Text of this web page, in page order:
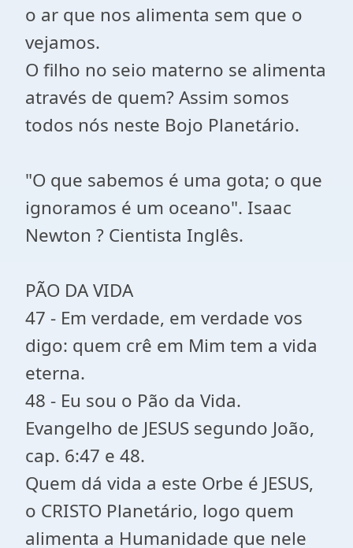
o ar que nos alimenta sem que o
vejamos.
O filho no seio materno se alimenta
através de quem? Assim somos
todos nós neste Bojo Planetário.
"O que sabemos é uma gota; o que
ignoramos é um oceano". Isaac
Newton ? Cientista Inglês.
PÃO DA VIDA
47 - Em verdade, em verdade vos
digo: quem crê em Mim tem a vida
eterna.
48 - Eu sou o Pão da Vida.
Evangelho de JESUS segundo João,
cap. 6:47 e 48.
Quem dá vida a este Orbe é JESUS,
o CRISTO Planetário, logo quem
alimenta a Humanidade que nele